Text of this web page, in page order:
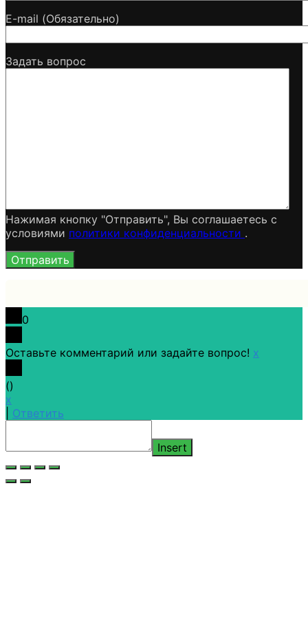
E-mail (Обязательно)
Задать вопрос
Нажимая кнопку "Отправить", Вы соглашаетесь c
условиями политики конфиденциальности .
0
Оставьте комментарий или задайте вопрос! x
()
x
Ответить
Insert